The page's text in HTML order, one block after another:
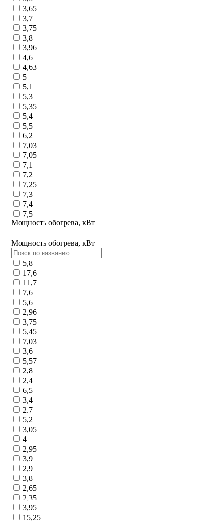
3,65
3,7
3,75
3,8
3,96
4,6
4,63
5
5,1
5,3
5,35
5,4
5,5
6,2
7,03
7,05
7,1
7,2
7,25
7,3
7,4
7,5
Мощность обогрева, кВт
Мощность обогрева, кВт
5,8
17,6
11,7
7,6
5,6
2,96
3,75
5,45
7,03
3,6
5,57
2,8
2,4
6,5
3,4
2,7
5,2
3,05
4
2,95
3,9
2,9
3,8
2,65
2,35
3,95
15,25